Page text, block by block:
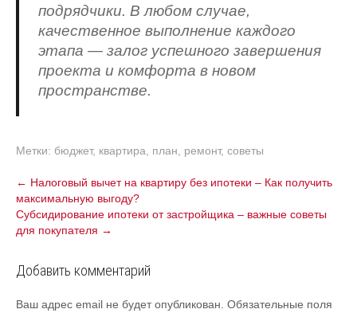
подрядчики. В любом случае,
качественное выполнение каждого
этапа — залог успешного завершения
проекта и комфорта в новом
пространстве.
Метки: бюджет, квартира план ремонт, советы
Навигация
по
записям
← Налоговый вычет на квартиру без ипотеки – Как получить
максимальную выгоду?
Субсидирование ипотеки от застройщика – важные советы
для покупателя →
Добавить комментарий
Ваш адрес email не будет опубликован. Обязательные поля